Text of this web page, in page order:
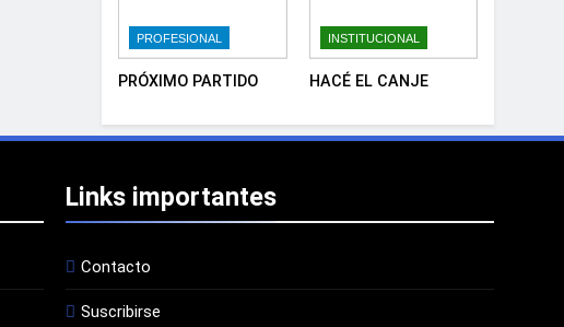
PROFESIONAL
PRÓXIMO PARTIDO
INSTITUCIONAL
HACÉ EL CANJE
Links importantes
Contacto
Suscribirse